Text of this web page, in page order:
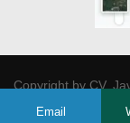
Copyright byCV.
Email